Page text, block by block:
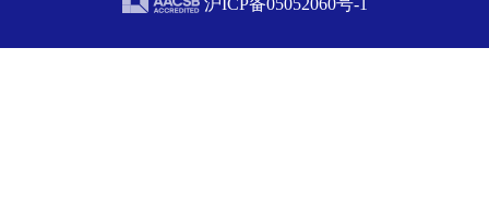
沪ICP备05052060号-1